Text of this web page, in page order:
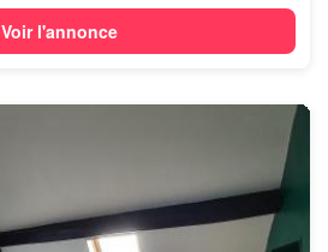
Voir l'annonce